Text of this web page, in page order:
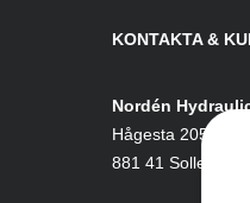
KONTAKTA &
Nordén
Hågesta 205
881 41 Sollefteå